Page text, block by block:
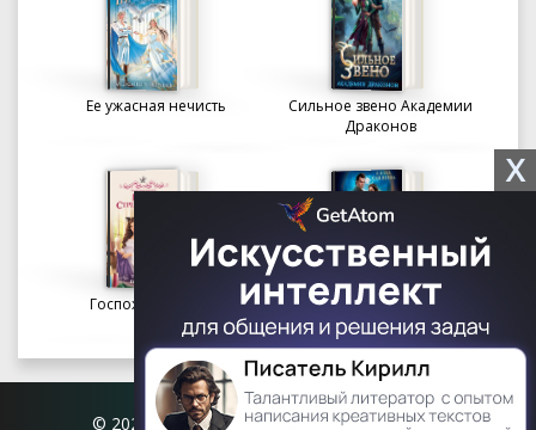
Ее ужасная нечисть
Сильное звено Академии
Драконов
Госпожа портниха
Осколки вечности в
Академии Судьбы
© 2026 Книгофил.орг | contact@knigofil.org
X